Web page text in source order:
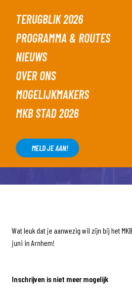
TERUGBLIK 2026
PROGRAMMA & ROUTES
NIEUWS
OVER ONS
MOGELIJKMAKERS
MKB STAD 2026
MELD JE AAN!
​​​​​​​Wat leuk dat je aanwezig wil zijn bij het
juni in Arnhem!
Inschrijven is niet meer mogelijk